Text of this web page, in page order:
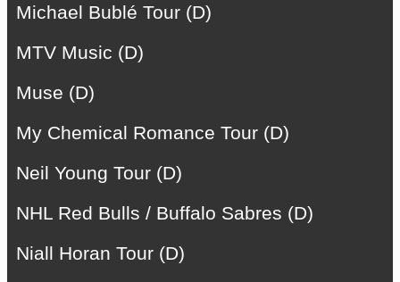
Michael Bublé Tour (D)
MTV Music (D)
Muse (D)
My Chemical Romance Tour (D)
Neil Young Tour (D)
NHL Red Bulls / Buffalo Sabres (D)
Niall Horan Tour (D)